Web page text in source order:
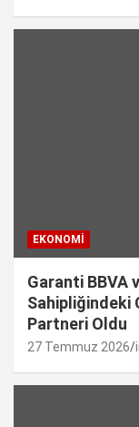
EKONOMI
Garanti BBVA
Sahipliğindeki
Partneri Oldu
27 Temmuz 2026